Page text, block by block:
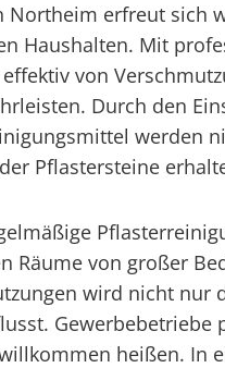
Northeim erfreut sich
Haushalten. Mit
von
Durch den
werden
Pflastersteine
Räume von großer
wird nicht nur
heißen. In